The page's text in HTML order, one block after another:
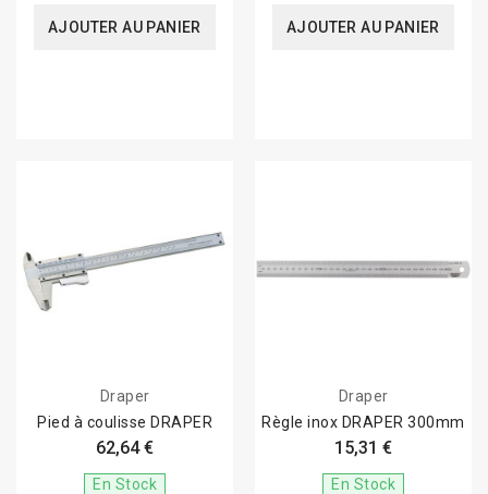
AJOUTER AU PANIER AJOUTER AU PANIER
Draper
Pied à coulisse DRAPER
62,64 €
En Stock
Draper
Règle inox DRAPER 300mm
15,31 €
En Stock